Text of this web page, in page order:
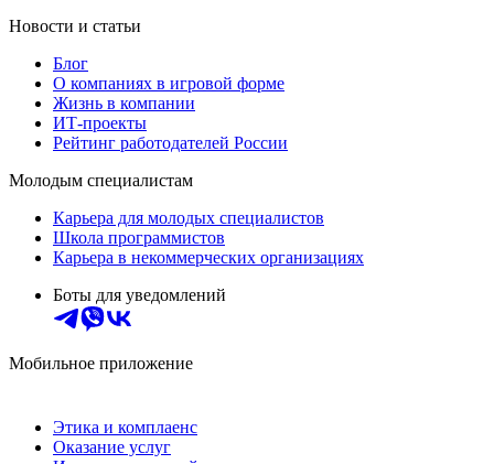
Новости и статьи
Блог
О компаниях в игровой форме
Жизнь в компании
ИТ-проекты
Рейтинг работодателей России
Молодым специалистам
Карьера для молодых специалистов
Школа программистов
Карьера в некоммерческих организациях
Боты для уведомлений
Мобильное приложение
Этика и комплаенс
Оказание услуг